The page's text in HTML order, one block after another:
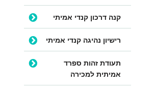
קנה דרכון קנדי אמיתי
רישיון נהיגה קנדי אמיתי
תעודת זהות ספרד
אמיתית למכירה